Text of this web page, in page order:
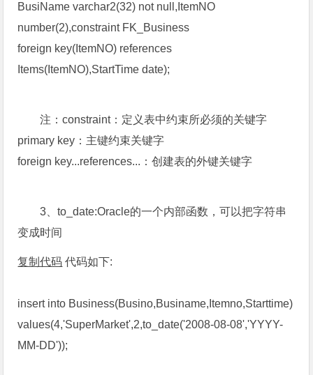
BusiName varchar2(32) not null,ItemNO
number(2),constraint FK_Business
foreign key(ItemNO) references
Items(ItemNO),StartTime date);
注：constraint：定义表中约束所必须的关键字
primary key：主键约束关键字
foreign key...references...：创建表的外键关键字
3、to_date:Oracle的一个内部函数，可以把字符串
变成时间
复制代码 代码如下:
insert into Business(Busino,Businame,Itemno,Starttime)
values(4,'SuperMarket',2,to_date('2008-08-08','YYYY-
MM-DD'));